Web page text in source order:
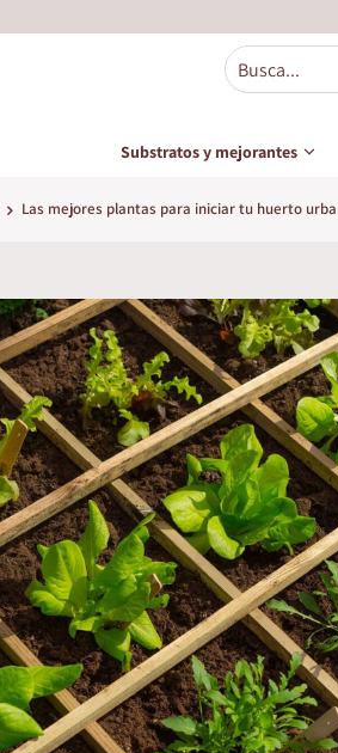
Substratos y mejorantes
Las mejores plantas para iniciar tu huerto